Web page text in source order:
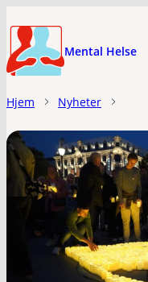
til
hovedinnhold
Mental Helse
Hjem Nyheter